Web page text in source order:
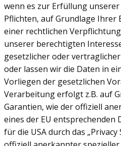
wenn es zur Erfüllung
Pflichten, auf Grundlage Ihrer
einer rechtlichen
unserer berechtigten
gesetzlicher oder
oder lassen wir die Daten in
Vorliegen der gesetzlichen
Verarbeitung erfolgt z.B. auf
Garantien, wie der offiziell
eines der EU entsprechenden
für die USA durch das